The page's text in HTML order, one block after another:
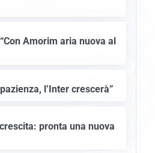
Amorim aria nuova al
l’Inter crescerà”
pronta una nuova